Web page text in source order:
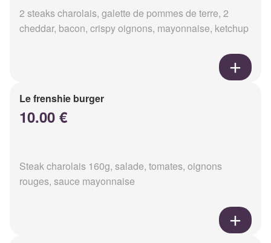
2 steaks charolais, galette de pommes de terre, 2
cheddar, bacon, crispy oignons, mayonnaise, ketchup
Le frenshie burger
10.00 €
Steak charolais 160g, salade, tomates, oignons
rouges, sauce mayonnaise